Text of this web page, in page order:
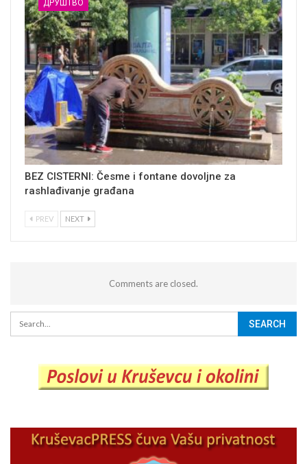
ДРУШТВО
BEZ CISTERNI: Česme i fontane dovoljne za
rashlađivanje građana
PREV NEXT
Comments are closed.